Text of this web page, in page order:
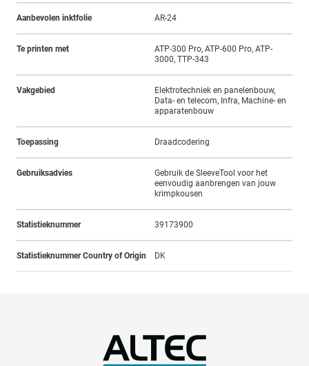
Aanbevolen inktfolie AR-24
Te printen met
ATP-300 Pro, ATP-600 Pro, ATP-
3000, TTP-343
Vakgebied
Elektrotechniek en panelenbouw,
Data- en telecom, Infra, Machine- en
apparatenbouw
Toepassing Draadcodering
Gebruiksadvies
Gebruik de SleeveTool voor het
eenvoudig aanbrengen van jouw
krimpkousen
Statistieknummer 39173900
Statistieknummer Country of Origin DK